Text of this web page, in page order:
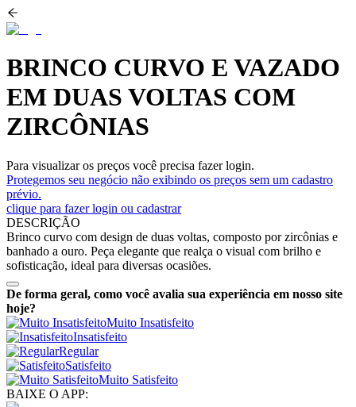
BRINCO CURVO E VAZADO
EM DUAS VOLTAS COM
ZIRCÔNIAS
Para visualizar os preços você precisa fazer login.
Protegemos seu negócio não exibindo os preços sem um cadastro
prévio.
clique para fazer login ou cadastrar
DESCRIÇÃO
Brinco curvo com design de duas voltas, composto por zircônias e
banhado a ouro. Peça elegante que realça o visual com brilho e
sofisticação, ideal para diversas ocasiões.
De forma geral, como você avalia sua experiência em nosso site
hoje?
Muito Insatisfeito
Insatisfeito
Regular
Satisfeito
Muito Satisfeito
BAIXE O APP: